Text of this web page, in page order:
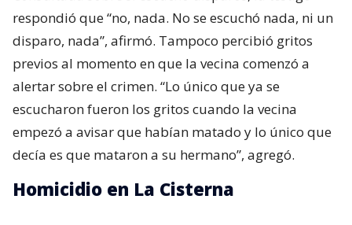
respondió que “no, nada. No se escuchó nada, ni un
disparo, nada”, afirmó. Tampoco percibió gritos
previos al momento en que la vecina comenzó a
alertar sobre el crimen. “Lo único que ya se
escucharon fueron los gritos cuando la vecina
empezó a avisar que habían matado y lo único que
decía es que mataron a su hermano”, agregó.
Homicidio en La Cisterna